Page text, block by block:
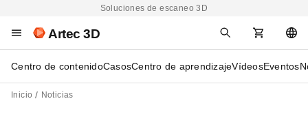
Soluciones de escaneo 3D
Artec 3D
Centro de contenidoCasosCentro de aprendizajeVídeosEventos
Inicio Noticias